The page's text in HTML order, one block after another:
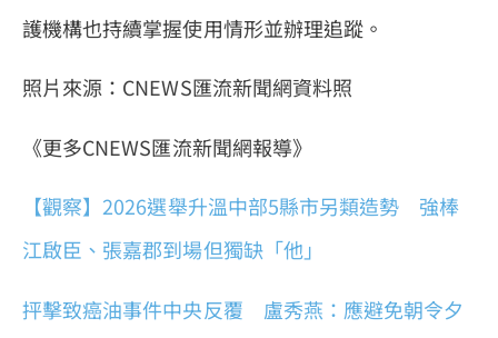
護機構也持續掌握使用情形並辦理追蹤。
照片來源：CNEWS匯流新聞網資料照
《更多CNEWS匯流新聞網報導》
【觀察】2026選舉升溫中部5縣市另類造勢 強棒
江啟臣、張嘉郡到場但獨缺「他」
抨擊致癌油事件中央反覆 盧秀燕：應避免朝令夕